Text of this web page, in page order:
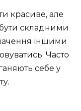
красиве, але
бути складними
іншими
Часто
себе у